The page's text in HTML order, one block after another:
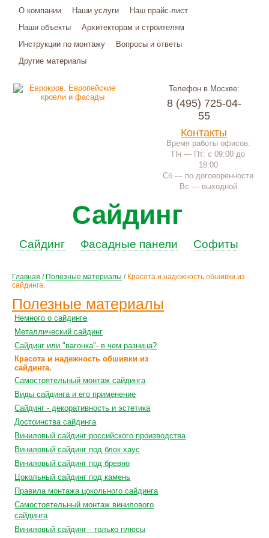
О компании Наши услуги
Наш прайс-лист
Наши объекты
Архитекторам и строителям
Инструкции по монтажу
Вопросы и ответы
Другие материалы
Телефон в Москве:
8 (495) 725-04-
55
Контакты
Время работы офисов:
Пн — Пт: с 09:00 до
18:00
Сб — по договоренности
Вс — выходной
Сайдинг
Сайдинг Фасадные панели Софиты
Главная / Полезные материалы / Красота и надежность обшивки из
сайдинга.
Полезные материалы
Немного о сайдинге
Металлический сайдинг
Сайдинг или "вагонка"- в чем разница?
Красота и надежность обшивки из
сайдинга.
Самостоятельный монтаж сайдинга
Виды сайдинга и его применение
Сайдинг - декоративность и эстетика
Достоинства сайдинга
Виниловый сайдинг российского производства
Виниловый сайдинг под блок хаус
Виниловый сайдинг под бревно
Цокольный сайдинг под камень
Правила монтажа цокольного сайдинга
Самостоятельный монтаж винилового
сайдинга
Виниловый сайдинг - только плюсы